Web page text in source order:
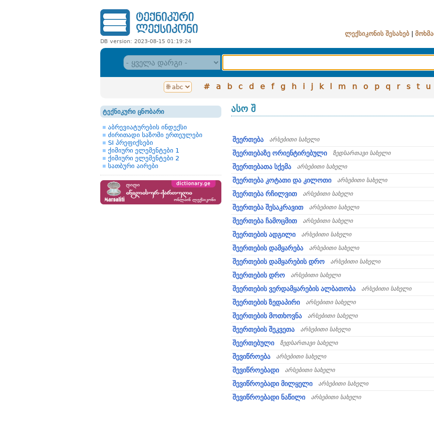
DB version: 2023-08-15 01:19:24
ლექსიკონის შესახებ
# a b c d e f g h i j k l m n o p q r s t u
ტექნიკური ცნობარი
აბრევიატურების ინდექსი
ძირითადი საზომი ერთეულები
SI პრეფიქსები
ქიმიური ელემენტები 1
ქიმიური ელემენტები 2
სათბური აირები
ასო შ
შეერთება არსებითი სახელი
შეერთებაზე ორიენტირებული ზედსართავი სახელი
შეერთებათა სქემა არსებითი სახელი
შეერთება კოტათი და კილოთი არსებითი სახელი
შეერთება რჩილვით არსებითი სახელი
შეერთება შესაკრავით არსებითი სახელი
შეერთება ჩამოცმით არსებითი სახელი
შეერთების ადგილი არსებითი სახელი
შეერთების დამყარება არსებითი სახელი
შეერთების დამყარების დრო არსებითი სახელი
შეერთების დრო არსებითი სახელი
შეერთების ვერდამყარების ალბათობა არსებითი სახელი
შეერთების ზედაპირი არსებითი სახელი
შეერთების მოთხოვნა არსებითი სახელი
შეერთების შეკვეთა არსებითი სახელი
შეერთებული ზედსართავი სახელი
შევიწროება არსებითი სახელი
შევიწროებადი არსებითი სახელი
შევიწროებადი მილყელი არსებითი სახელი
შევიწროებადი ნაწილი არსებითი სახელი